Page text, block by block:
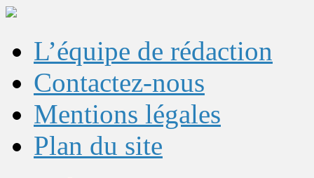
L’équipe de rédaction
Contactez-nous
Mentions légales
Plan du site